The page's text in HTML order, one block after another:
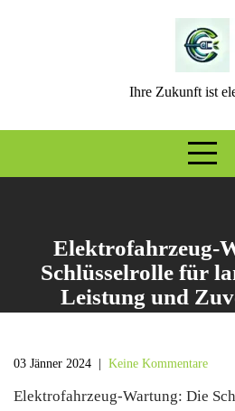
Ihre Zukunft ist
Elektrofahrzeug-
Schlüsselrolle für
Leistung und
03 Jänner 2024 Keine Kommentare
Elektrofahrzeug-Wartung: Die